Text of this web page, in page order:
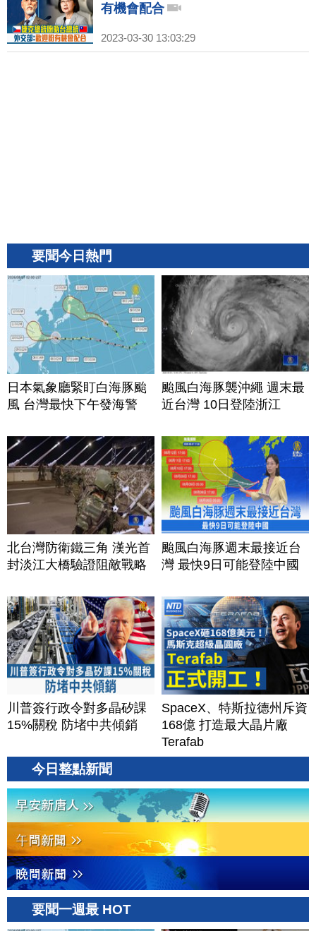
有機會配合
2023-03-30 13:03:29
要聞今日熱門
日本氣象廳緊盯白海豚颱
風 台灣最快下午發海警
颱風白海豚襲沖繩 週末最
近台灣 10日登陸浙江
北台灣防衛鐵三角 漢光首
封淡江大橋驗證阻敵戰略
颱風白海豚週末最接近台
灣 最快9日可能登陸中國
川普簽行政令對多晶矽課
15%關稅 防堵中共傾銷
SpaceX、特斯拉德州斥資
168億 打造最大晶片廠
Terafab
今日整點新聞
要聞一週最 HOT